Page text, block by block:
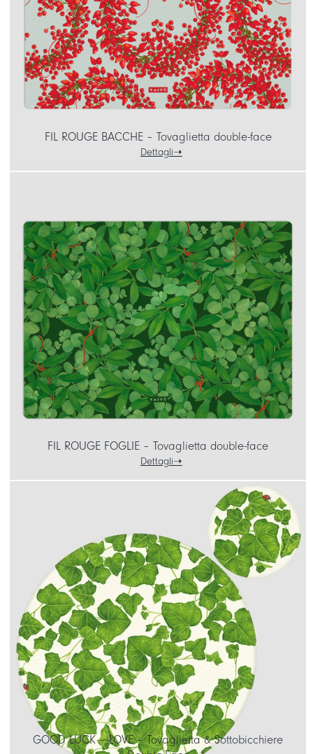
FIL ROUGE BACCHE – Tovaglietta double-face
Dettagli
FIL ROUGE FOGLIE – Tovaglietta double-face
Dettagli
GOOD LUCK – LOVE – Tovaglietta & Sottobicchiere